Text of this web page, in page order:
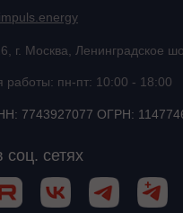
г. Москва, Ленинградское
работы: пн-пт: 10:00 - 18:00
7743927077 ОГРН:
сетях